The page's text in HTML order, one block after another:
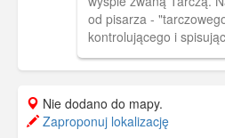
od pisarza -
kontrolującego i
tarczowej ciężar i
przyjmowanego do
Nie dodano do mapy.
Zaproponuj lokalizację